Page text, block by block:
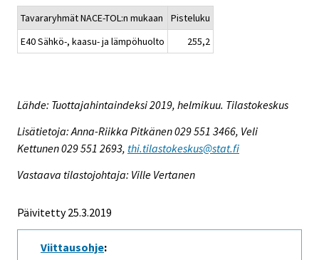
Tavararyhmät NACE-TOL:n mukaan
Pisteluku
E40 Sähkö-, kaasu- ja lämpöhuolto
255,2
Lähde: Tuottajahintaindeksi 2019, helmikuu. Tilastokeskus
Lisätietoja: Anna-Riikka Pitkänen 029 551 3466, Veli
Kettunen 029 551 2693, thi.tilastokeskus@stat.fi
Vastaava tilastojohtaja: Ville Vertanen
Päivitetty 25.3.2019
Viittausohje: